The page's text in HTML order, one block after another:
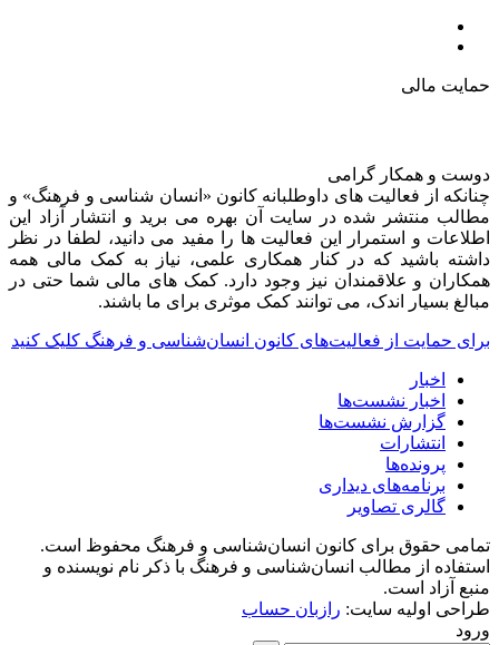
حمایت مالی
دوست و همکار گرامی
چنانکه از فعالیت های داوطلبانه کانون «انسان شناسی و فرهنگ» و
مطالب منتشر شده در سایت آن بهره می برید و انتشار آزاد این
اطلاعات و استمرار این فعالیت ها را مفید می دانید، لطفا در نظر
داشته باشید که در کنار همکاری علمی، نیاز به کمک مالی همه
همکاران و علاقمندان نیز وجود دارد. کمک های مالی شما حتی در
مبالغ بسیار اندک، می توانند کمک موثری برای ما باشند.
برای حمایت از فعالیت‌های کانون انسان‌شناسی و فرهنگ کلیک کنید
اخبار
اخبار نشست‌ها
گزارش نشست‌ها
انتشارات
پرونده‌ها
برنامه‌های دیداری
گالری تصاویر
تمامی حقوق برای کانون انسان‌شناسی و فرهنگ محفوظ است.
استفاده از مطالب انسان‌شناسی و فرهنگ با ذکر نام نویسنده و
منبع آزاد است.
طراحی اولیه سایت: رازبان حساب
ورود